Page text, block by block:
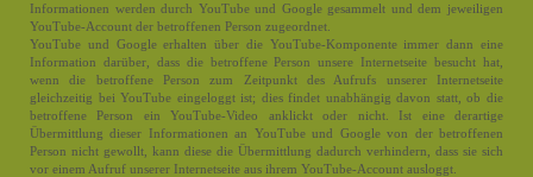
Informationen werden durch YouTube und Google gesammelt und dem jeweiligen
YouTube-Account der betroffenen Person zugeordnet.
YouTube und Google erhalten über die YouTube-Komponente immer dann eine
Information darüber, dass die betroffene Person unsere Internetseite besucht hat,
wenn die betroffene Person zum Zeitpunkt des Aufrufs unserer Internetseite
gleichzeitig bei YouTube eingeloggt ist; dies findet unabhängig davon statt, ob die
betroffene Person ein YouTube-Video anklickt oder nicht. Ist eine derartige
Übermittlung dieser Informationen an YouTube und Google von der betroffenen
Person nicht gewollt, kann diese die Übermittlung dadurch verhindern, dass sie sich
vor einem Aufruf unserer Internetseite aus ihrem YouTube-Account ausloggt.